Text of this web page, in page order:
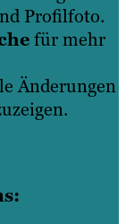
Profilfoto.
für mehr
Änderungen